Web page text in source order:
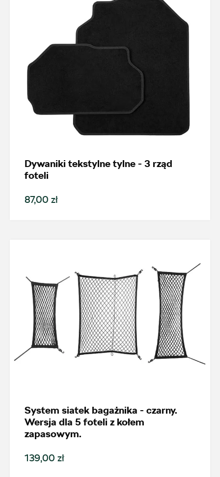
Dywaniki tekstylne tylne - 3 rząd
foteli
87,00 zł
System siatek bagażnika - czarny.
Wersja dla 5 foteli z kołem
zapasowym.
139,00 zł